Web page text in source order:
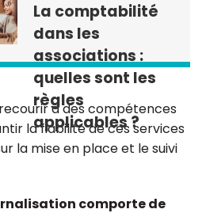
La comptabilité
dans les
associations :
quelles sont les
règles
applicables ?
à des compétences
la fiabilité de ces services
la mise en place et le suivi
comporte de